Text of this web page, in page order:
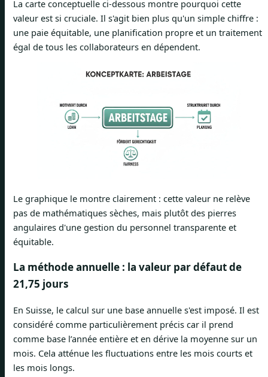
La carte conceptuelle ci-dessous montre pourquoi cette
valeur est si cruciale. Il s'agit bien plus qu'un simple chiffre :
une paie équitable, une planification propre et un traitement
égal de tous les collaborateurs en dépendent.
Le graphique le montre clairement : cette valeur ne relève
pas de mathématiques sèches, mais plutôt des pierres
angulaires d'une gestion du personnel transparente et
équitable.
La méthode annuelle : la valeur par défaut de
21,75 jours
En Suisse, le calcul sur une base annuelle s'est imposé. Il est
considéré comme particulièrement précis car il prend
comme base l’année entière et en dérive la moyenne sur un
mois. Cela atténue les fluctuations entre les mois courts et
les mois longs.